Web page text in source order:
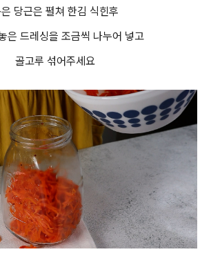
당근은 펼쳐 한김 식힌후
은 드레싱을 조금씩 나누어 넣고
골고루 섞어주세요